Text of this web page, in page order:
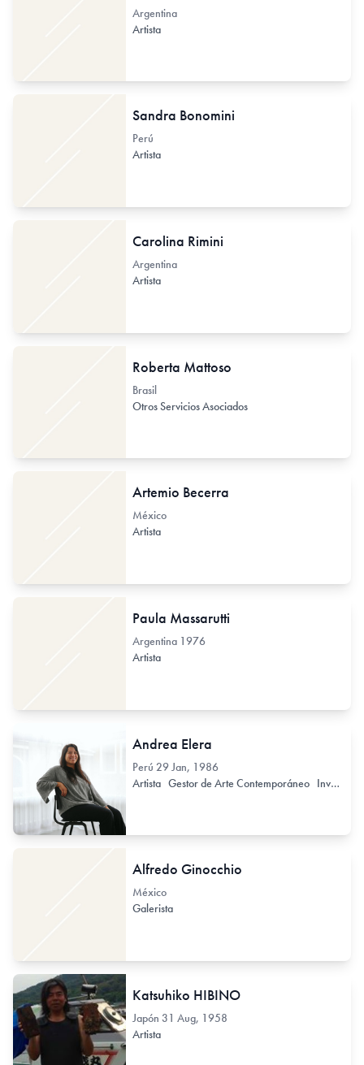
Argentina
Artista
Sandra Bonomini
Perú
Artista
Carolina Rimini
Argentina
Artista
Roberta Mattoso
Brasil
Otros Servicios Asociados
Artemio Becerra
México
Artista
Paula Massarutti
Argentina 1976
Artista
Andrea Elera
Perú 29 Jan, 1986
Artista Gestor de Arte Contemporáneo Investigador de Arte Contemporáneo
Alfredo Ginocchio
México
Galerista
Katsuhiko HIBINO
Japón 31 Aug, 1958
Artista